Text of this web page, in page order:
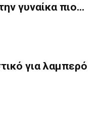
γυναίκα πιο…
για λαμπερό